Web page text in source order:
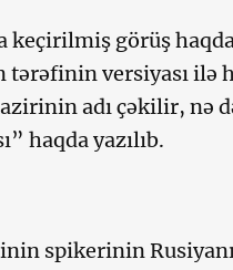
keçirilmiş görüş
tərəfinin versiyası ilə
adı çəkilir, nə
haqda yazılıb.
spikerinin